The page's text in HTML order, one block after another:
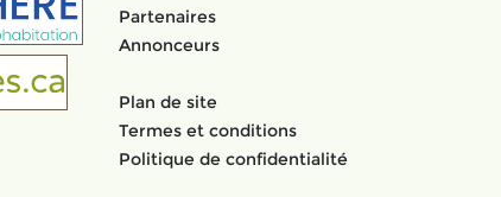
Partenaires
Annonceurs
Plan de site
Termes et conditions
Politique de confidentialité